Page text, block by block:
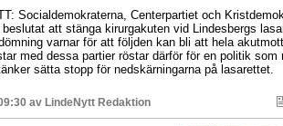
Socialdemokraterna, Centerpartiet och
att stänga kirurgakuten vid Lindesbergs
varnar för att följden kan bli att hela
med dessa partier röstar därför för en politik som
sätta stopp för nedskärningarna på lasarettet.
av LindeNytt Redaktion